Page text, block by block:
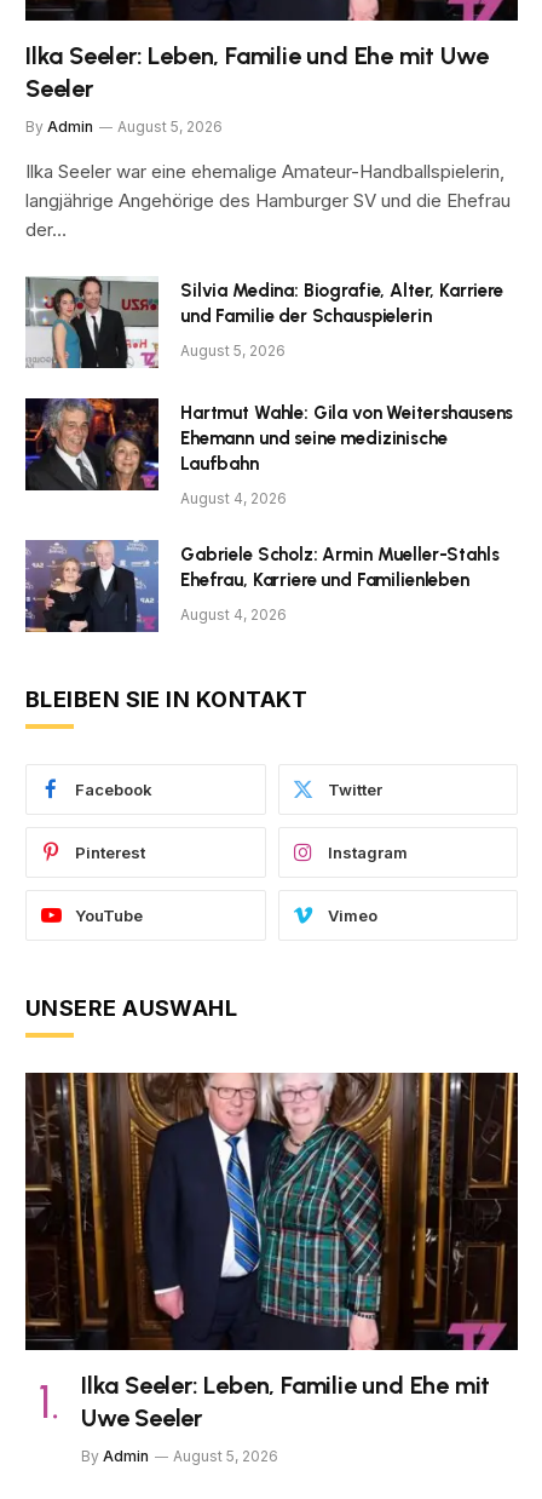
Ilka Seeler: Leben, Familie und Ehe mit Uwe
Seeler
By Admin August 5, 2026
Ilka Seeler war eine ehemalige Amateur-Handballspielerin,
langjährige Angehörige des Hamburger SV und die Ehefrau
der…
Silvia Medina: Biografie, Alter, Karriere
und Familie der Schauspielerin
August 5, 2026
Hartmut Wahle: Gila von Weitershausens
Ehemann und seine medizinische
Laufbahn
August 4, 2026
Gabriele Scholz: Armin Mueller-Stahls
Ehefrau, Karriere und Familienleben
August 4, 2026
BLEIBEN SIE IN KONTAKT
Facebook Twitter
Pinterest Instagram
YouTube Vimeo
UNSERE AUSWAHL
Ilka Seeler: Leben, Familie und Ehe mit
Uwe Seeler
By Admin August 5, 2026